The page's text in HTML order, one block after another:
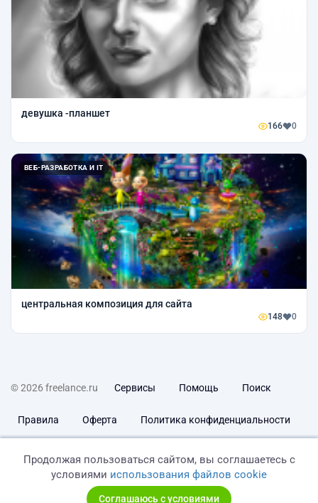
девушка -планшет
166 0
ВЕБ-РАЗРАБОТКА И IT
центральная композиция для сайта
148 0
© 2026 freelance.ru Сервисы Помощь Поиск
Правила Оферта Политика конфиденциальности
Продолжая пользоваться сайтом, вы соглашаетесь с
условиями использования файлов cookie
Соглашаюсь с условиями